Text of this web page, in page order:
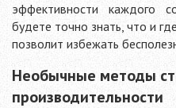
эффективности каждого
будете точно знать, что и
позволит избежать
Необычные методы
производительности